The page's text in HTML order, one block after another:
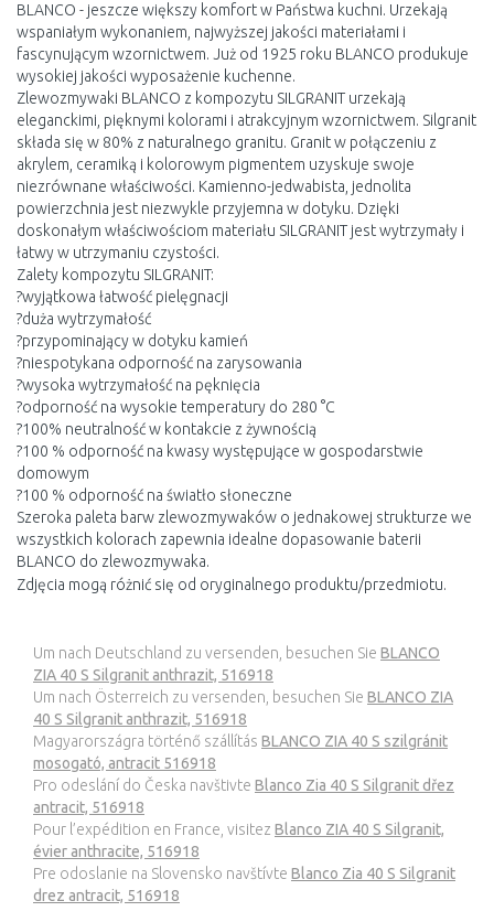
BLANCO - jeszcze większy komfort w Państwa kuchni. Urzekają
wspaniałym wykonaniem, najwyższej jakości materiałami i
fascynującym wzornictwem. Już od 1925 roku BLANCO produkuje
wysokiej jakości wyposażenie kuchenne.
Zlewozmywaki BLANCO z kompozytu SILGRANIT urzekają
eleganckimi, pięknymi kolorami i atrakcyjnym wzornictwem. Silgranit
składa się w 80% z naturalnego granitu. Granit w połączeniu z
akrylem, ceramiką i kolorowym pigmentem uzyskuje swoje
niezrównane właściwości. Kamienno-jedwabista, jednolita
powierzchnia jest niezwykle przyjemna w dotyku. Dzięki
doskonałym właściwościom materiału SILGRANIT jest wytrzymały i
łatwy w utrzymaniu czystości.
Zalety kompozytu SILGRANIT:
?wyjątkowa łatwość pielęgnacji
?duża wytrzymałość
?przypominający w dotyku kamień
?niespotykana odporność na zarysowania
?wysoka wytrzymałość na pęknięcia
?odporność na wysokie temperatury do 280 °C
?100% neutralność w kontakcie z żywnością
?100 % odporność na kwasy występujące w gospodarstwie
domowym
?100 % odporność na światło słoneczne
Szeroka paleta barw zlewozmywaków o jednakowej strukturze we
wszystkich kolorach zapewnia idealne dopasowanie baterii
BLANCO do zlewozmywaka.
Zdjęcia mogą różnić się od oryginalnego produktu/przedmiotu.
Um nach Deutschland zu versenden, besuchen Sie BLANCO
ZIA 40 S Silgranit anthrazit, 516918
Um nach Österreich zu versenden, besuchen Sie BLANCO ZIA
40 S Silgranit anthrazit, 516918
Magyarországra történő szállítás BLANCO ZIA 40 S szilgránit
mosogató, antracit 516918
Pro odeslání do Česka navštivte Blanco Zia 40 S Silgranit dřez
antracit, 516918
Pour l’expédition en France, visitez Blanco ZIA 40 S Silgranit,
évier anthracite, 516918
Pre odoslanie na Slovensko navštívte Blanco Zia 40 S Silgranit
drez antracit, 516918